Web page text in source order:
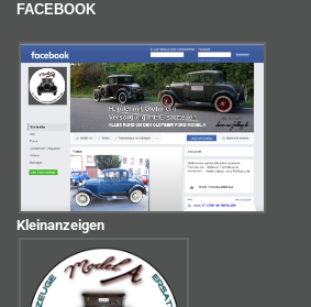
FACEBOOK
Kleinanzeigen